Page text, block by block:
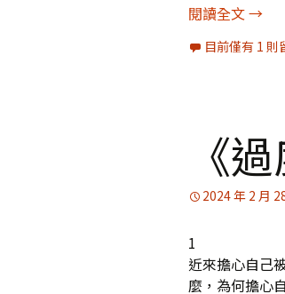
閱讀全文[占星
→
目前僅有 1 則
《
2024 年 2 月
1
近來擔心自己
麼，為何擔心